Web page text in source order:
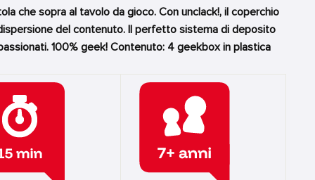
che sopra al tavolo da gioco. Con unclack!, il coperchio
del contenuto. Il perfetto sistema di deposito
100% geek! Contenuto: 4 geekbox in plastica